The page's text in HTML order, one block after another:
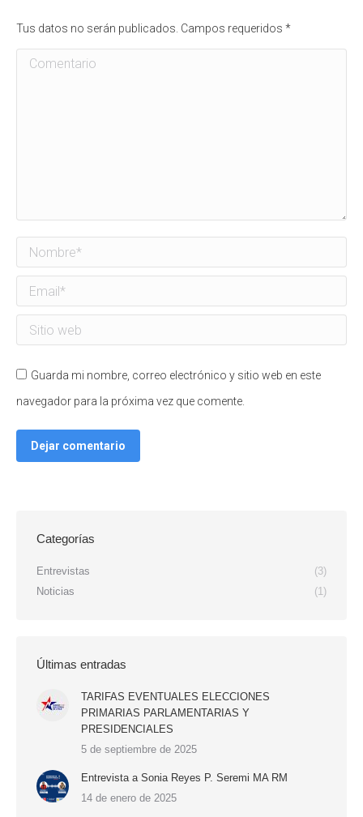
Tus datos no serán publicados. Campos requeridos *
Comentario
Nombre *
Email *
Sitio web
Guarda mi nombre, correo electrónico y sitio web en este
navegador para la próxima vez que comente.
Dejar comentario
Categorías
Entrevistas
(3)
Noticias
(1)
Últimas entradas
TARIFAS EVENTUALES ELECCIONES
PRIMARIAS PARLAMENTARIAS Y
PRESIDENCIALES
5 de septiembre de 2025
Entrevista a Sonia Reyes P. Seremi MA RM
14 de enero de 2025